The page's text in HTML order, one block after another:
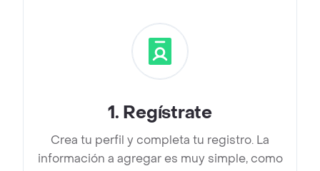
1. Regístrate
Crea tu perfil y completa tu registro. La
información a agregar es muy simple, como